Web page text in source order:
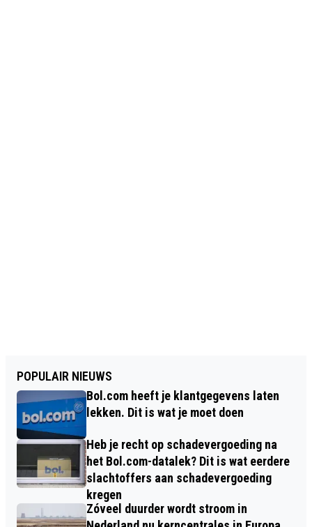
POPULAIR NIEUWS
Bol.com heeft je klantgegevens laten
lekken. Dit is wat je moet doen
Heb je recht op schadevergoeding na
het Bol.com-datalek? Dit is wat eerdere
slachtoffers aan schadevergoeding
kregen
Zóveel duurder wordt stroom in